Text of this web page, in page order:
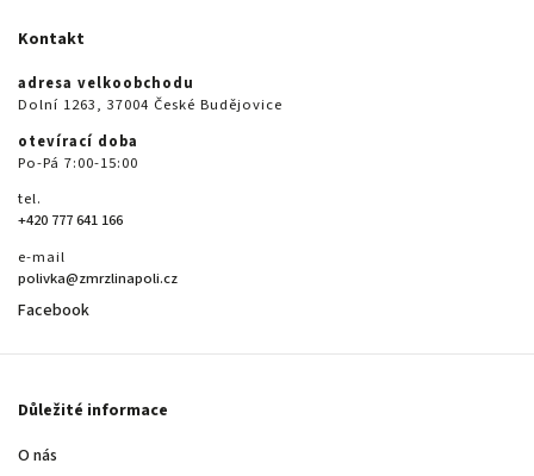
Kontakt
adresa velkoobchodu
Dolní 1263, 37004 České Budějovice
otevírací doba
Po-Pá 7:00-15:00
tel.
+420 777 641 166
e-mail
polivka@zmrzlinapoli.cz
Facebook
Důležité informace
O nás